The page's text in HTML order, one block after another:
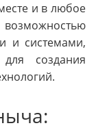
и в любое
и системами,
создания